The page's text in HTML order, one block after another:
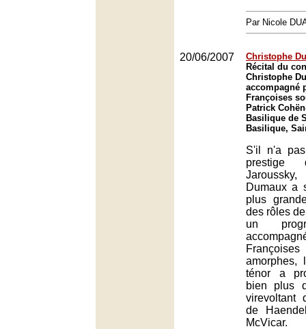
Par Nicole
20/06/2007
Christophe
Récital du
Christophe
accompagné
Françoises
Patrick
Basilique de
Basilique,
S'il n'a
prestige
Dumaux a
plus
des rôles
un
amorphes,
ténor a
bien plus
virevoltant
de
McVicar.